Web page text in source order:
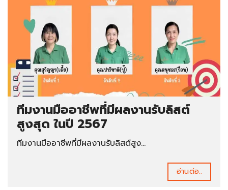
ทีมงานมืออาชีพที่มีผลงานรับลิสต์
สูงสุด ในปี 2567
ทีมงานมืออาชีพที่มีผลงานรับลิสต์สูง...
อ่านต่อ..